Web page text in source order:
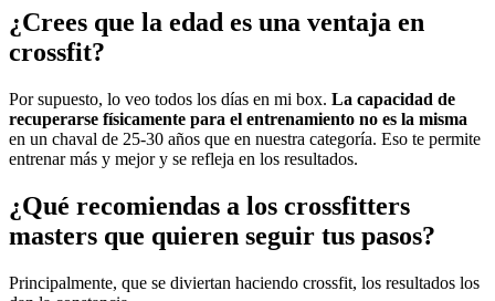
¿Crees que la edad es una ventaja en
crossfit?
Por supuesto, lo veo todos los días en mi box. La capacidad de
recuperarse físicamente para el entrenamiento no es la misma
en un chaval de 25-30 años que en nuestra categoría. Eso te permite
entrenar más y mejor y se refleja en los resultados.
¿Qué recomiendas a los crossfitters
masters que quieren seguir tus pasos?
Principalmente, que se diviertan haciendo crossfit, los resultados los